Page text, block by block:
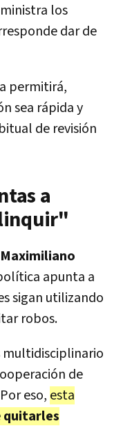
los
dar de
permitirá,
sea rápida y
de revisión
a
Maximiliano
apunta a
sigan utilizando
robos.
multidisciplinario
de
eso, esta
quitarles